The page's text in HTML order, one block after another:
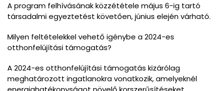
A program felhívásának közzététele május 6-ig tartó
társadalmi egyeztetést követően, június elején várható.
Milyen feltételekkel vehető igénybe a 2024-es
otthonfelújítási támogatás?
A 2024-es otthonfelújítási támogatás kizárólag
meghatározott ingatlanokra vonatkozik, amelyeknél